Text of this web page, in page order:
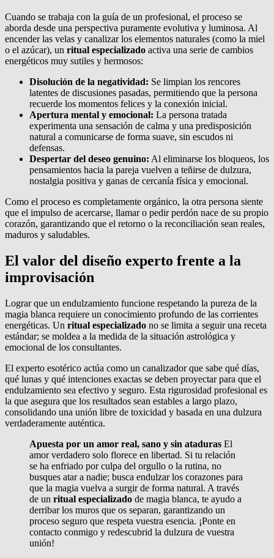
Cuando se trabaja con la guía de un profesional, el proceso se
aborda desde una perspectiva puramente evolutiva y luminosa. Al
encender las velas y canalizar los elementos naturales (como la miel
o el azúcar), un ritual especializado activa una serie de cambios
energéticos muy sutiles y hermosos:
Disolución de la negatividad: Se limpian los rencores
latentes de discusiones pasadas, permitiendo que la persona
recuerde los momentos felices y la conexión inicial.
Apertura mental y emocional: La persona tratada
experimenta una sensación de calma y una predisposición
natural a comunicarse de forma suave, sin escudos ni
defensas.
Despertar del deseo genuino: Al eliminarse los bloqueos, los
pensamientos hacia la pareja vuelven a teñirse de dulzura,
nostalgia positiva y ganas de cercanía física y emocional.
Como el proceso es completamente orgánico, la otra persona siente
que el impulso de acercarse, llamar o pedir perdón nace de su propio
corazón, garantizando que el retorno o la reconciliación sean reales,
maduros y saludables.
El valor del diseño experto frente a la
improvisación
Lograr que un endulzamiento funcione respetando la pureza de la
magia blanca requiere un conocimiento profundo de las corrientes
energéticas. Un ritual especializado no se limita a seguir una receta
estándar; se moldea a la medida de la situación astrológica y
emocional de los consultantes.
El experto esotérico actúa como un canalizador que sabe qué días,
qué lunas y qué intenciones exactas se deben proyectar para que el
endulzamiento sea efectivo y seguro. Esta rigurosidad profesional es
la que asegura que los resultados sean estables a largo plazo,
consolidando una unión libre de toxicidad y basada en una dulzura
verdaderamente auténtica.
Apuesta por un amor real, sano y sin ataduras El
amor verdadero solo florece en libertad. Si tu relación
se ha enfriado por culpa del orgullo o la rutina, no
busques atar a nadie; busca endulzar los corazones para
que la magia vuelva a surgir de forma natural. A través
de un ritual especializado de magia blanca, te ayudo a
derribar los muros que os separan, garantizando un
proceso seguro que respeta vuestra esencia. ¡Ponte en
contacto conmigo y redescubrid la dulzura de vuestra
unión!